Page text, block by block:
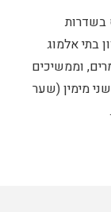
בשדרות
לכיוון בתי אלמוג
וממשיכים
מימין (שער